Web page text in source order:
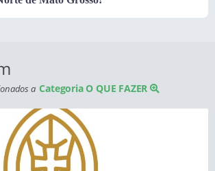
a Categoria O QUE FAZER